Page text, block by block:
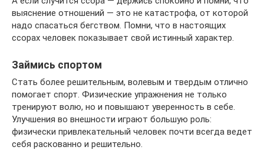
выяснение отношений — это не катастрофа, от которой
надо спасаться бегством. Помни, что в настоящих
ссорах человек показывает свой истинный характер.
Займись спортом
Стать более решительным, волевым и твердым отлично
помогает спорт. Физические упражнения не только
тренируют волю, но и повышают уверенность в себе.
Улучшения во внешности играют большую роль:
физически привлекательный человек почти всегда ведет
себя раскованно и решительно.